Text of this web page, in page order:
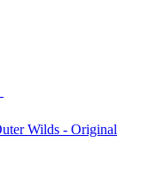
Wilds - Original